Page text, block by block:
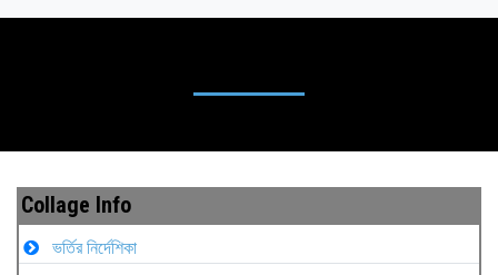
Collage Info
ভর্তির নির্দেশিকা